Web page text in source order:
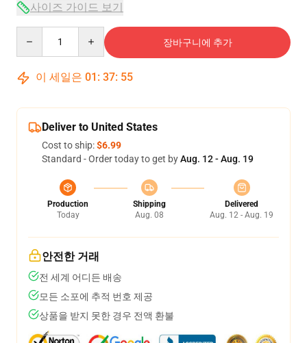
사이즈 가이드 보기
장바구니에 추가
이 세일은 01 : 37: 54
Deliver to United States
Cost to ship:$6.99
Standard - Order today to get byAug. 12 - Aug. 19
Production
Today
Shipping
Aug. 08
Delivered
Aug. 12 - Aug. 19
안전한 거래
전 세계 어디든 배송
모든 소포에 추적 번호 제공
상품을 받지 못한 경우 전액 환불